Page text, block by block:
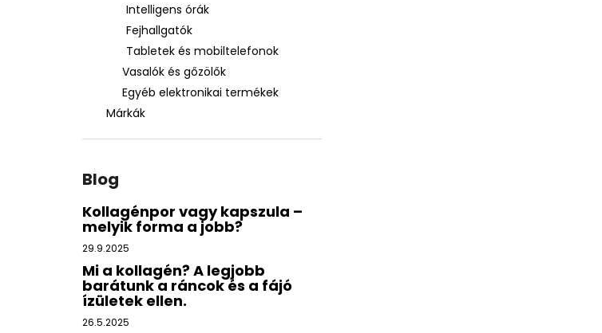
Intelligens órák
Fejhallgatók
Tabletek és mobiltelefonok
Vasalók és gőzölők
Egyéb elektronikai termékek
Márkák
Blog
Kollagénpor vagy kapszula –
melyik forma a jobb?
29.9.2025
Mi a kollagén? A legjobb
barátunk a ráncok és a fájó
ízületek ellen.
26.5.2025